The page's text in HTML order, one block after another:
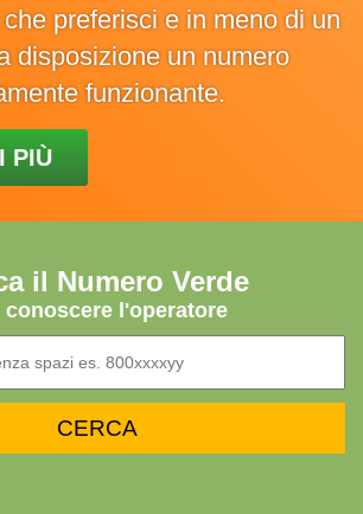
preferisci e in meno di un
disposizione un numero
funzionante.
PIÙ
il Numero Verde
conoscere l'operatore